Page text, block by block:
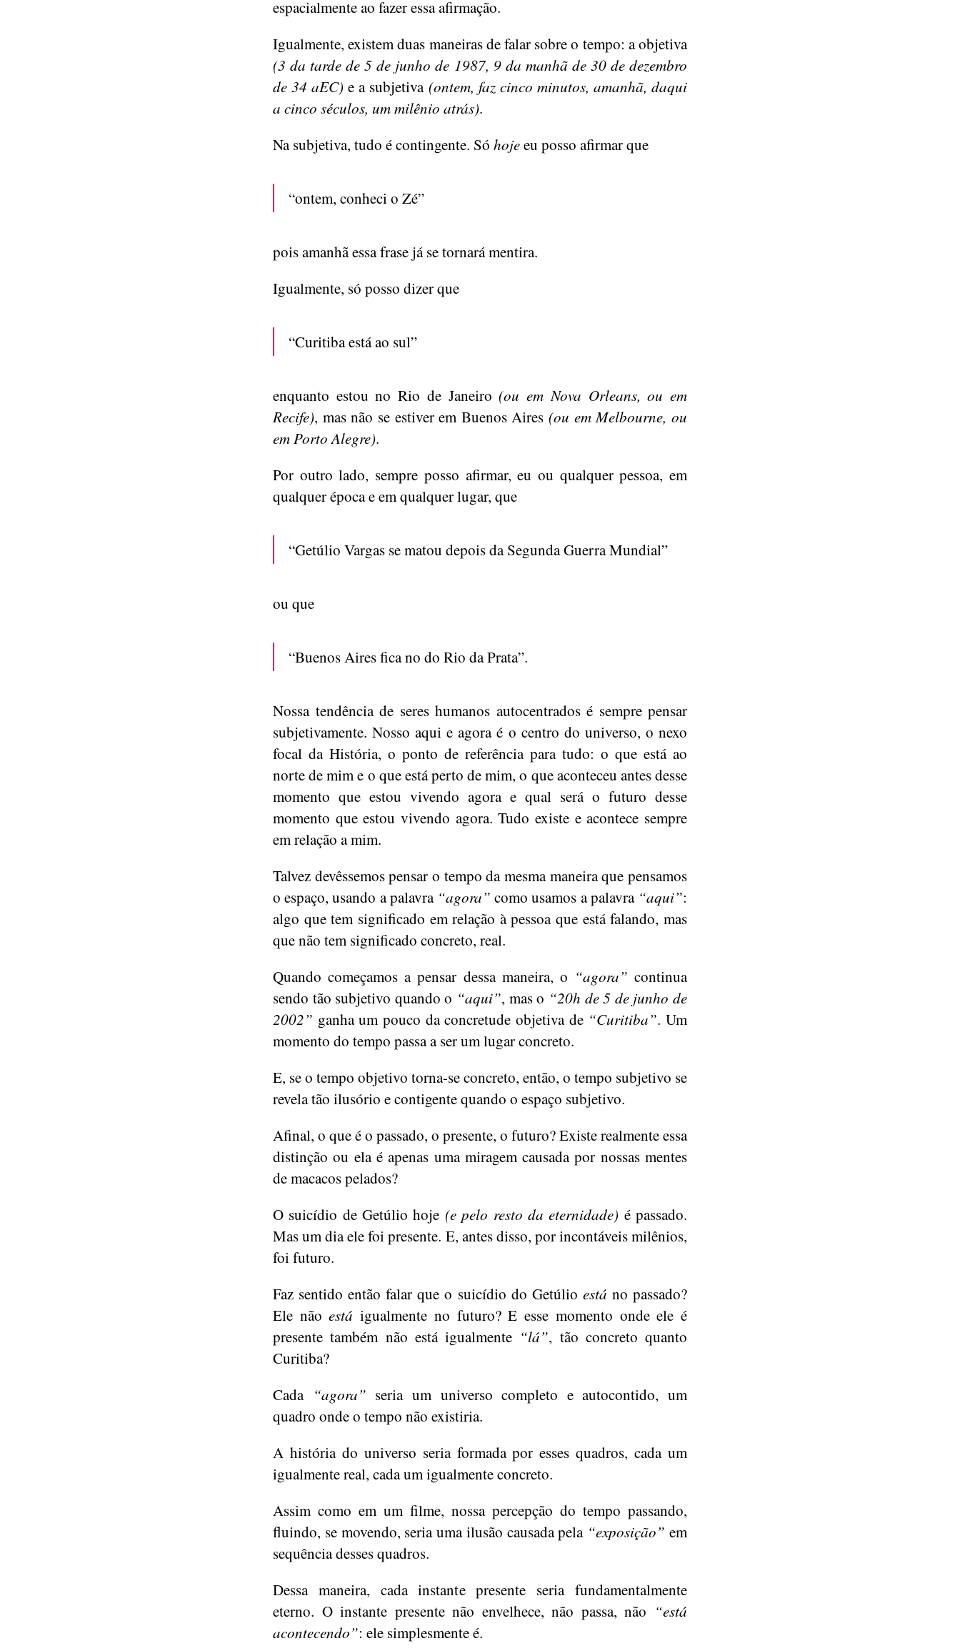
espacialmente ao fazer essa afirmação.
Igualmente, existem duas maneiras de falar sobre o tempo: a objetiva
(3 da tarde de 5 de junho de 1987, 9 da manhã de 30 de dezembro
de 34 aEC) e a subjetiva (ontem, faz cinco minutos, amanhã, daqui
a cinco séculos, um milênio atrás).
Na subjetiva, tudo é contingente. Só hojeeu posso afirmar que
“ontem, conheci o Zé”
pois amanhã essa frase já se tornará mentira.
Igualmente, só posso dizer que
“Curitiba está ao sul”
enquanto estou no Rio de Janeiro(ou em Nova Orleans, ou em
Recife), mas não se estiver em Buenos Aires(ou em Melbourne, ou
em Porto Alegre).
Por outro lado, sempre posso afirmar, eu ou qualquer pessoa, em
qualquer época e em qualquer lugar, que
“Getúlio Vargas se matou depois da Segunda Guerra Mundial”
ou que
“Buenos Aires fica no do Rio da Prata”.
Nossa tendência de seres humanos autocentrados é sempre pensar
subjetivamente. Nosso aqui e agora é o centro do universo, o nexo
focal da História, o ponto de referência para tudo: o que está ao
norte de mim e o que está perto de mim, o que aconteceu antes desse
momento que estou vivendo agora e qual será o futuro desse
momento que estou vivendo agora. Tudo existe e acontece sempre
em relação a mim.
Talvez devêssemos pensar o tempo da mesma maneira que pensamos
o espaço, usando a palavra “agora” como usamos a palavra “aqui”:
algo que tem significado em relação à pessoa que está falando, mas
que não tem significado concreto, real.
Quando começamos a pensar dessa maneira, o “agora” continua
sendo tão subjetivo quando o “aqui”, mas o “20h de 5 de junho de
2002” ganha um pouco da concretude objetiva de “Curitiba”. Um
momento do tempo passa a ser um lugar concreto.
E, se o tempo objetivo torna-se concreto, então, o tempo subjetivo se
revela tão ilusório e contigente quando o espaço subjetivo.
Afinal, o que é o passado, o presente, o futuro? Existe realmente essa
distinção ou ela é apenas uma miragem causada por nossas mentes
de macacos pelados?
O suicídio de Getúlio hoje (e pelo resto da eternidade) é passado.
Mas um dia ele foi presente. E, antes disso, por incontáveis milênios,
foi futuro.
Faz sentido então falar que o suicídio do Getúlio está no passado?
Ele nãoestá igualmente no futuro? E esse momento onde ele é
presente também não está igualmente “lá”, tão concreto quanto
Curitiba?
Cada “agora” seria um universo completo e autocontido, um
quadro onde o tempo não existiria.
A história do universo seria formada por esses quadros, cada um
igualmente real, cada um igualmente concreto.
Assim como em um filme, nossa percepção do tempo passando,
fluindo, se movendo, seria uma ilusão causada pela “exposição” em
sequência desses quadros.
Dessa maneira, cada instante presente seria fundamentalmente
eterno. O instante presente não envelhece, não passa, não “está
acontecendo”: ele simplesmente é.